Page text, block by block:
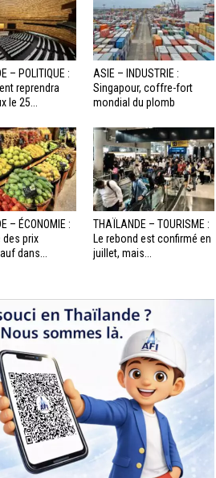
– POLITIQUE :
reprendra
le 25...
ASIE – INDUSTRIE :
Singapour, coffre-fort
mondial du plomb
– ÉCONOMIE :
des prix
dans...
THAÏLANDE – TOURISME :
Le rebond est confirmé en
juillet, mais...